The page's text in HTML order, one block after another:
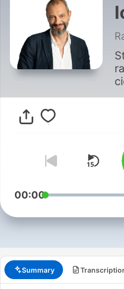
00:00
Summary